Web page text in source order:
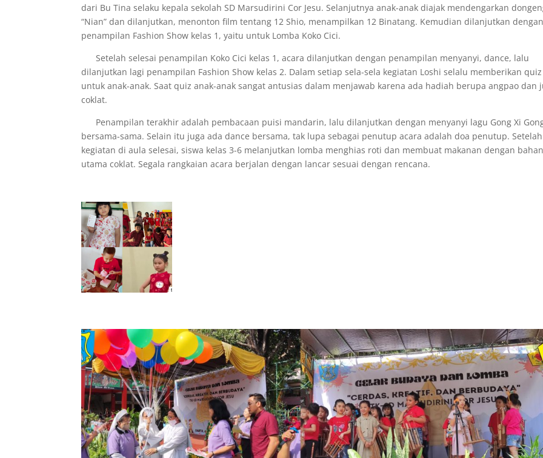
dari Bu Tina selaku kepala sekolah SD Marsudirini Cor Jesu. Selanjutnya anak-anak diajak mendengarkan
“Nian” dan dilanjutkan, menonton film tentang 12 Shio, menampilkan 12 Binatang. Kemudian dilanjutkan dengan
penampilan Fashion Show kelas 1, yaitu untuk Lomba Koko Cici.
Setelah selesai penampilan Koko Cici kelas 1, acara dilanjutkan dengan penampilan menyanyi, dance, lalu
dilanjutkan lagi penampilan Fashion Show kelas 2. Dalam setiap sela-sela kegiatan Loshi selalu memberikan quiz
untuk anak-anak. Saat quiz anak-anak sangat antusias dalam menjawab karena ada hadiah berupa angpao dan
coklat.
Penampilan terakhir adalah pembacaan puisi mandarin, lalu dilanjutkan dengan menyanyi lagu Gong Xi
bersama-sama. Selain itu juga ada dance bersama, tak lupa sebagai penutup acara adalah doa penutup. Setelah
kegiatan di aula selesai, siswa kelas 3-6 melanjutkan lomba menghias roti dan membuat makanan dengan bahan
utama coklat. Segala rangkaian acara berjalan dengan lancar sesuai dengan rencana.